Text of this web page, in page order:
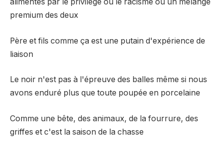
alimentés par le privilège ou le racisme ou un mélange
premium des deux
Père et fils comme ça est une putain d'expérience de
liaison
Le noir n'est pas à l'épreuve des balles même si nous
avons enduré plus que toute poupée en porcelaine
Comme une bête, des animaux, de la fourrure, des
griffes et c'est la saison de la chasse